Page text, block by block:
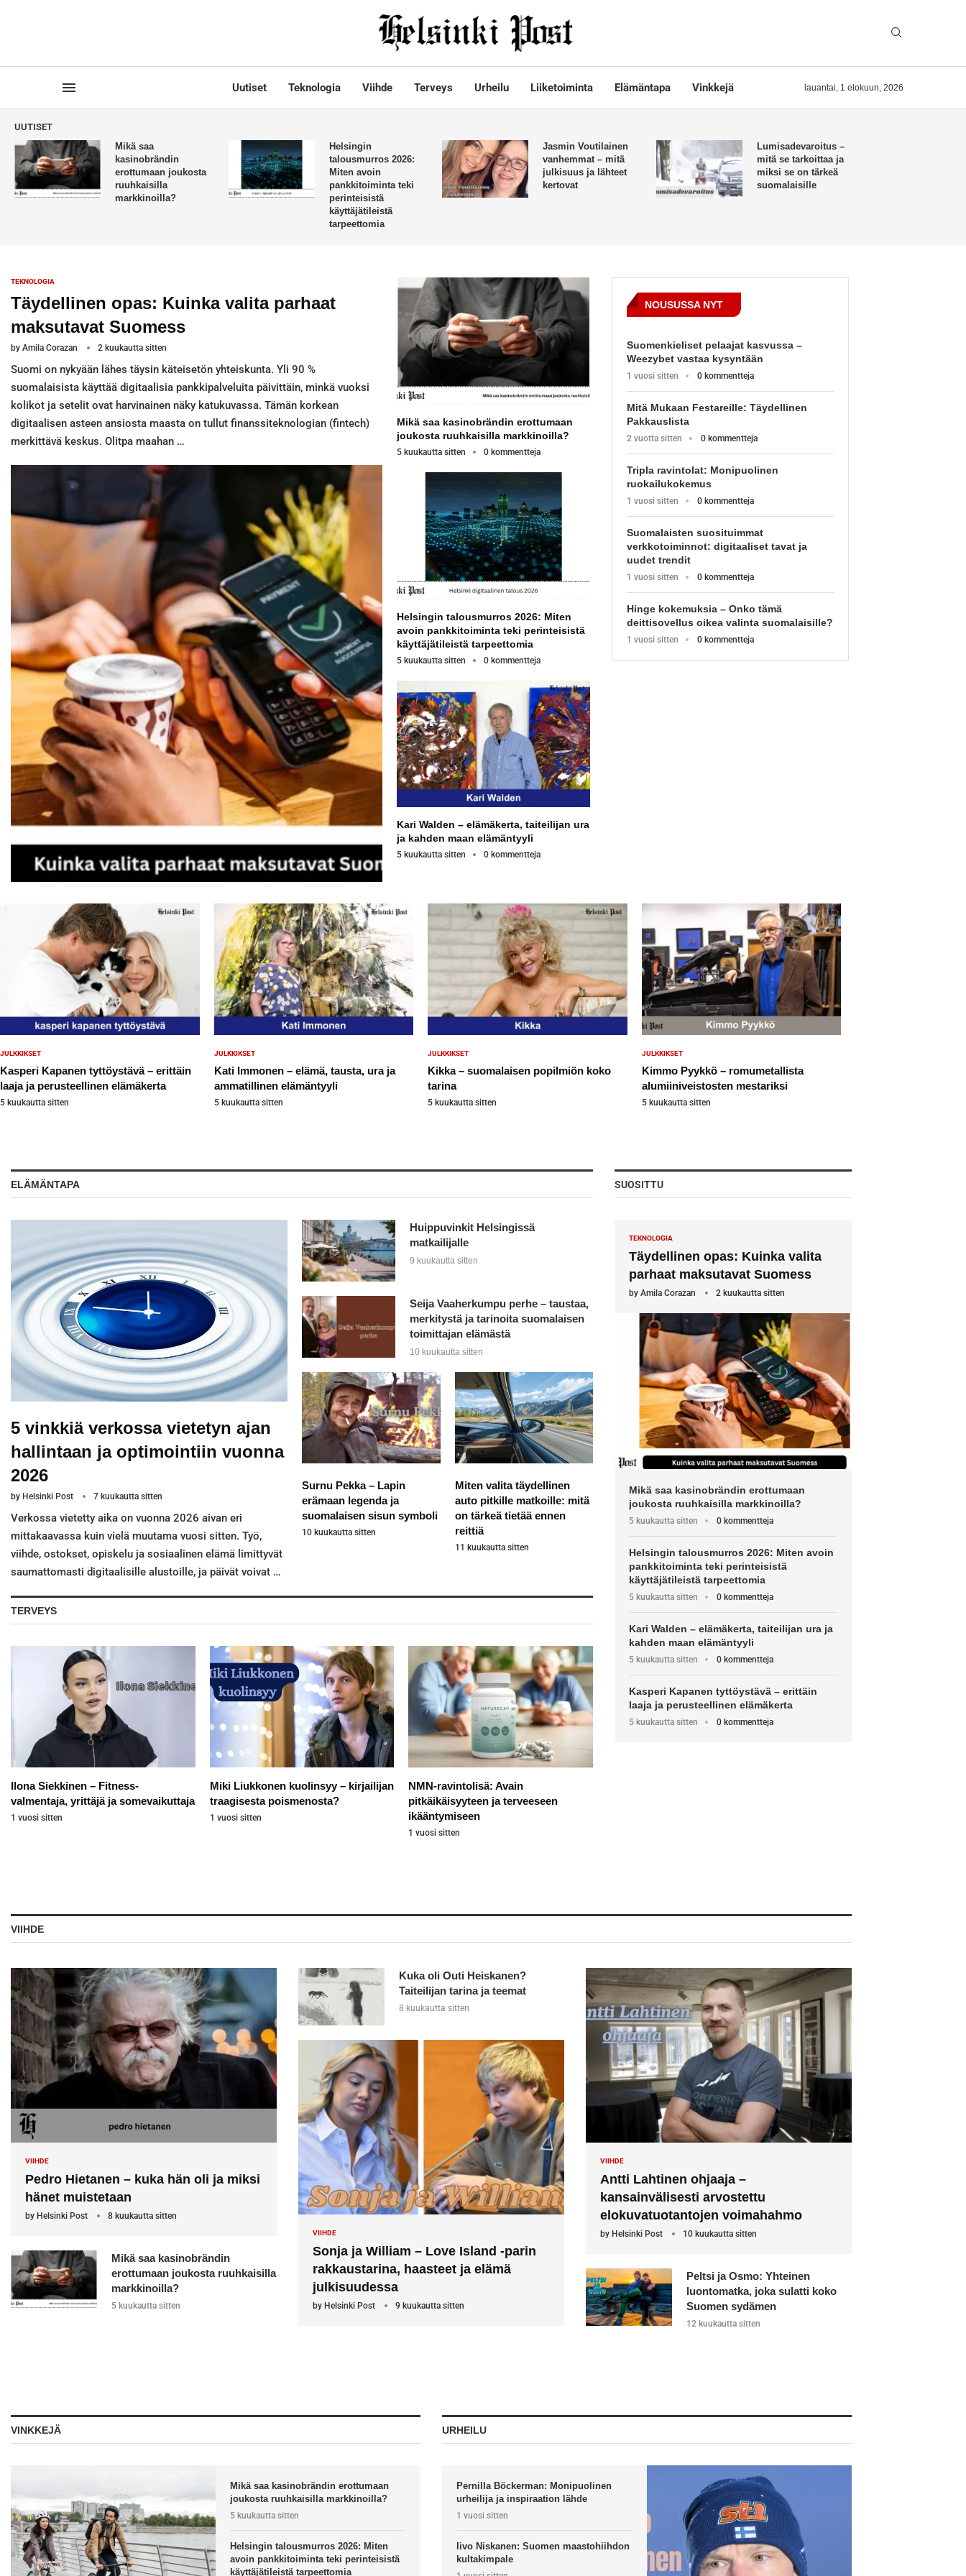
Uutiset Teknologia Viihde Terveys Urheilu Liiketoiminta Elämäntapa Vinkkejä lauantai, 1 elokuun, 2026
UUTISET
Mikä saa
kasinobrändin
erottumaan joukosta
ruuhkaisilla
markkinoilla?
Helsingin
talousmurros 2026:
Miten avoin
pankkitoiminta teki
perinteisistä
käyttäjätileistä
tarpeettomia
Jasmin Voutilainen
vanhemmat – mitä
julkisuus ja lähteet
kertovat
Lumisadevaroitus –
mitä se tarkoittaa ja
miksi se on tärkeä
suomalaisille
TEKNOLOGIA
Täydellinen opas: Kuinka valita parhaat
maksutavat Suomess
by Amila Corazan 2 kuukautta sitten
Suomi on nykyään lähes täysin käteisetön yhteiskunta. Yli 90 %
suomalaisista käyttää digitaalisia pankkipalveluita päivittäin, minkä vuoksi
kolikot ja setelit ovat harvinainen näky katukuvassa. Tämän korkean
digitaalisen asteen ansiosta maasta on tullut finanssiteknologian (fintech)
merkittävä keskus. Olitpa maahan …
Mikä saa kasinobrändin erottumaan
joukosta ruuhkaisilla markkinoilla?
5 kuukautta sitten 0 kommentteja
Helsingin talousmurros 2026: Miten
avoin pankkitoiminta teki perinteisistä
käyttäjätileistä tarpeettomia
5 kuukautta sitten 0 kommentteja
Kari Walden – elämäkerta, taiteilijan ura
ja kahden maan elämäntyyli
5 kuukautta sitten 0 kommentteja
NOUSUSSA NYT
Suomenkieliset pelaajat kasvussa –
Weezybet vastaa kysyntään
1 vuosi sitten 0 kommentteja
Mitä Mukaan Festareille: Täydellinen
Pakkauslista
2 vuotta sitten 0 kommentteja
Tripla ravintolat: Monipuolinen
ruokailukokemus
1 vuosi sitten 0 kommentteja
Suomalaisten suosituimmat
verkkotoiminnot: digitaaliset tavat ja
uudet trendit
1 vuosi sitten 0 kommentteja
Hinge kokemuksia – Onko tämä
deittisovellus oikea valinta suomalaisille?
1 vuosi sitten 0 kommentteja
JULKKIKSET
Kasperi Kapanen tyttöystävä – erittäin
laaja ja perusteellinen elämäkerta
5 kuukautta sitten
JULKKIKSET
Kati Immonen – elämä, tausta, ura ja
ammatillinen elämäntyyli
5 kuukautta sitten
JULKKIKSET
Kikka – suomalaisen popilmiön koko
tarina
5 kuukautta sitten
JULKKIKSET
Kimmo Pyykkö – romumetallista
alumiiniveistosten mestariksi
5 kuukautta sitten
ELÄMÄNTAPA
5 vinkkiä verkossa vietetyn ajan
hallintaan ja optimointiin vuonna
2026
by Helsinki Post 7 kuukautta sitten
Verkossa vietetty aika on vuonna 2026 aivan eri
mittakaavassa kuin vielä muutama vuosi sitten. Työ,
viihde, ostokset, opiskelu ja sosiaalinen elämä limittyvät
saumattomasti digitaalisille alustoille, ja päivät voivat …
Huippuvinkit Helsingissä
matkailijalle
9 kuukautta sitten
Seija Vaaherkumpu perhe – taustaa,
merkitystä ja tarinoita suomalaisen
toimittajan elämästä
10 kuukautta sitten
Surnu Pekka – Lapin
erämaan legenda ja
suomalaisen sisun symboli
10 kuukautta sitten
Miten valita täydellinen
auto pitkille matkoille: mitä
on tärkeä tietää ennen
reittiä
11 kuukautta sitten
TERVEYS
Ilona Siekkinen – Fitness-
valmentaja, yrittäjä ja somevaikuttaja
1 vuosi sitten
Miki Liukkonen kuolinsyy – kirjailijan
traagisesta poismenosta?
1 vuosi sitten
NMN-ravintolisä: Avain
pitkäikäisyyteen ja terveeseen
ikääntymiseen
1 vuosi sitten
SUOSITTU
TEKNOLOGIA
Täydellinen opas: Kuinka valita
parhaat maksutavat Suomess
by Amila Corazan 2 kuukautta sitten
Mikä saa kasinobrändin erottumaan
joukosta ruuhkaisilla markkinoilla?
5 kuukautta sitten 0 kommentteja
Helsingin talousmurros 2026: Miten avoin
pankkitoiminta teki perinteisistä
käyttäjätileistä tarpeettomia
5 kuukautta sitten 0 kommentteja
Kari Walden – elämäkerta, taiteilijan ura ja
kahden maan elämäntyyli
5 kuukautta sitten 0 kommentteja
Kasperi Kapanen tyttöystävä – erittäin
laaja ja perusteellinen elämäkerta
5 kuukautta sitten 0 kommentteja
VIIHDE
VIIHDE
Pedro Hietanen – kuka hän oli ja miksi
hänet muistetaan
by Helsinki Post 8 kuukautta sitten
Mikä saa kasinobrändin
erottumaan joukosta ruuhkaisilla
markkinoilla?
5 kuukautta sitten
Kuka oli Outi Heiskanen?
Taiteilijan tarina ja teemat
8 kuukautta sitten
VIIHDE
Sonja ja William – Love Island -parin
rakkaustarina, haasteet ja elämä
julkisuudessa
by Helsinki Post 9 kuukautta sitten
VIIHDE
Antti Lahtinen ohjaaja –
kansainvälisesti arvostettu
elokuvatuotantojen voimahahmo
by Helsinki Post 10 kuukautta sitten
Peltsi ja Osmo: Yhteinen
luontomatka, joka sulatti koko
Suomen sydämen
12 kuukautta sitten
VINKKEJÄ
Mikä saa kasinobrändin erottumaan
joukosta ruuhkaisilla markkinoilla?
5 kuukautta sitten
Helsingin talousmurros 2026: Miten
avoin pankkitoiminta teki perinteisistä
käyttäjätileistä tarpeettomia
URHEILU
Pernilla Böckerman: Monipuolinen
urheilija ja inspiraation lähde
1 vuosi sitten
Iivo Niskanen: Suomen maastohiihdon
kultakimpale